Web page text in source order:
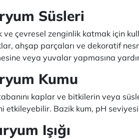
Süsleri
çevresel zenginlik katmak için
ahşap parçaları ve dekoratif
veya yuvalar yapmasına
Kumu
kaplar ve bitkilerin veya
etkileyebilir. Bazik kum, pH
Işığı